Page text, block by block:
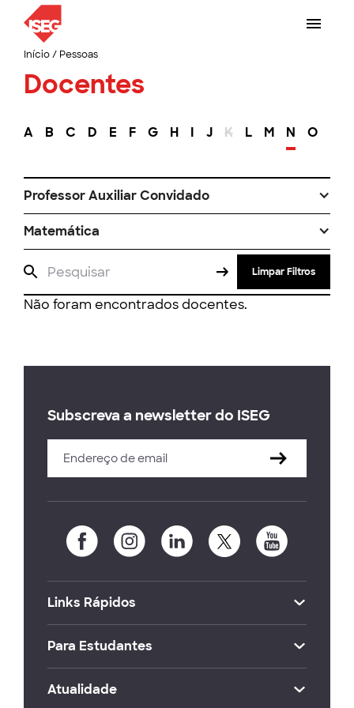
Início/ Pessoas
Docentes
A B C D E F G H I J K L M N O
Professor Auxiliar Convidado
Matemática
Limpar Filtros
Não foram encontrados docentes.
Subscreva a newsletter do ISEG
Links Rápidos
Para Estudantes
Atualidade